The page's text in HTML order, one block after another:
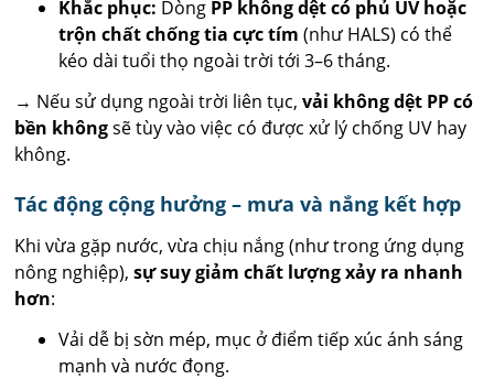
Khắc phục: Dòng PP không dệt có phủ UV hoặc
trộn chất chống tia cực tím (như HALS) có thể
kéo dài tuổi thọ ngoài trời tới 3–6 tháng.
→ Nếu sử dụng ngoài trời liên tục,vải không dệt PP có
bền khôngsẽ tùy vào việc có được xử lý chống UV hay
không.
Tác động cộng hưởng – mưa và nắng kết hợp
Khi vừa gặp nước, vừa chịu nắng (như trong ứng dụng
nông nghiệp),sự suy giảm chất lượng xảy ra nhanh
hơn:
Vải dễ bị sờn mép, mục ở điểm tiếp xúc ánh sáng
mạnh và nước đọng.